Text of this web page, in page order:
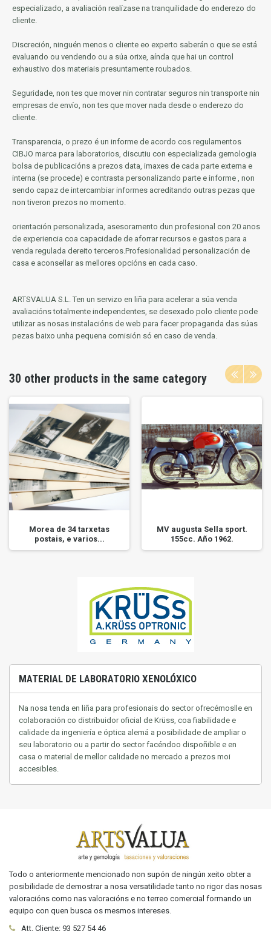
especializado, a avaliación realízase na tranquilidade do enderezo do
cliente.
Discreción, ninguén menos o cliente eo experto saberán o que se está
evaluando ou vendendo ou a súa orixe, aínda que hai un control
exhaustivo dos materiais presuntamente roubados.
Seguridade, non tes que mover nin contratar seguros nin transporte nin
empresas de envío, non tes que mover nada desde o enderezo do
cliente.
Transparencia, o prezo é un informe de acordo cos regulamentos
CIBJO marca para laboratorios, discutiu con especializada gemologia
bolsa de publicacións a prezos data, imaxes de cada parte externa e
interna (se procede) e contrasta personalizando parte e informe , non
sendo capaz de intercambiar informes acreditando outras pezas que
non tiveron prezos no momento.
orientación personalizada, asesoramento dun profesional con 20 anos
de experiencia coa capacidade de aforrar recursos e gastos para a
venda regulada dereito terceros.Profesionalidad personalización de
casa e aconsellar as mellores opcións en cada caso.
ARTSVALUA S.L. Ten un servizo en liña para acelerar a súa venda
avaliacións totalmente independentes, se desexado polo cliente pode
utilizar as nosas instalacións de web para facer propaganda das súas
pezas baixo unha pequena comisión só en caso de venda.
30 other products in the same category
Morea de 34 tarxetas
postais, e varios...
MV augusta Sella sport.
155cc. Año 1962.
MATERIAL DE LABORATORIO XENOLÓXICO
Na nosa tenda en liña para profesionais do sector ofrecémoslle en
colaboración co distribuidor oficial de Krüss, coa fiabilidade e
calidade da ingeniería e óptica alemá a posibilidade de ampliar o
seu laboratorio ou a partir do sector facéndoo dispoñible e en
casa o material de mellor calidade no mercado a prezos moi
accesibles.
Todo o anteriormente mencionado non supón de ningún xeito obter a
posibilidade de demostrar a nosa versatilidade tanto no rigor das nosas
valoracións como nas valoracións e no terreo comercial formando un
equipo con quen busca os mesmos intereses.
Att. Cliente: 93 527 54 46